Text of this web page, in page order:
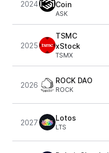
2024
Coin
ASK
2025
TSMC
xStock
TSMX
2026
ROCK DAO
ROCK
2027
Lotos
LTS